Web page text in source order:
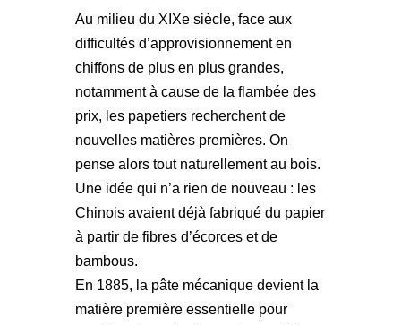
Au milieu du XIXe siècle, face aux
difficultés d’approvisionnement en
chiffons de plus en plus grandes,
notamment à cause de la flambée des
prix, les papetiers recherchent de
nouvelles matières premières. On
pense alors tout naturellement au bois.
Une idée qui n’a rien de nouveau : les
Chinois avaient déjà fabriqué du papier
à partir de fibres d’écorces et de
bambous.
En 1885, la pâte mécanique devient la
matière première essentielle pour